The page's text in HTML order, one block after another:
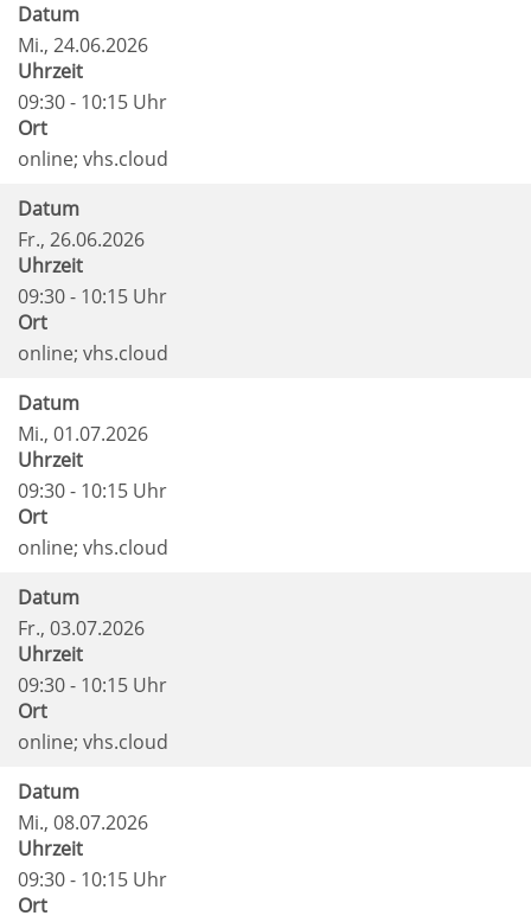
Datum
Mi., 24.06.2026
Uhrzeit
09:30 - 10:15 Uhr
Ort
online; vhs.cloud
Datum
Fr., 26.06.2026
Uhrzeit
09:30 - 10:15 Uhr
Ort
online; vhs.cloud
Datum
Mi., 01.07.2026
Uhrzeit
09:30 - 10:15 Uhr
Ort
online; vhs.cloud
Datum
Fr., 03.07.2026
Uhrzeit
09:30 - 10:15 Uhr
Ort
online; vhs.cloud
Datum
Mi., 08.07.2026
Uhrzeit
09:30 - 10:15 Uhr
Ort